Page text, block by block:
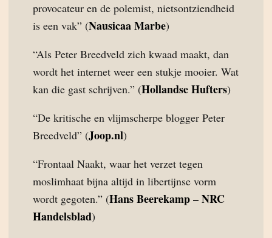
provocateur en de polemist, nietsontziendheid
is een vak” (Nausicaa Marbe)
“Als Peter Breedveld zich kwaad maakt, dan
wordt het internet weer een stukje mooier. Wat
kan die gast schrijven.” (Hollandse Hufters)
“De kritische en vlijmscherpe blogger Peter
Breedveld” (Joop.nl)
“Frontaal Naakt, waar het verzet tegen
moslimhaat bijna altijd in libertijnse vorm
wordt gegoten.” (Hans Beerekamp – NRC
Handelsblad)